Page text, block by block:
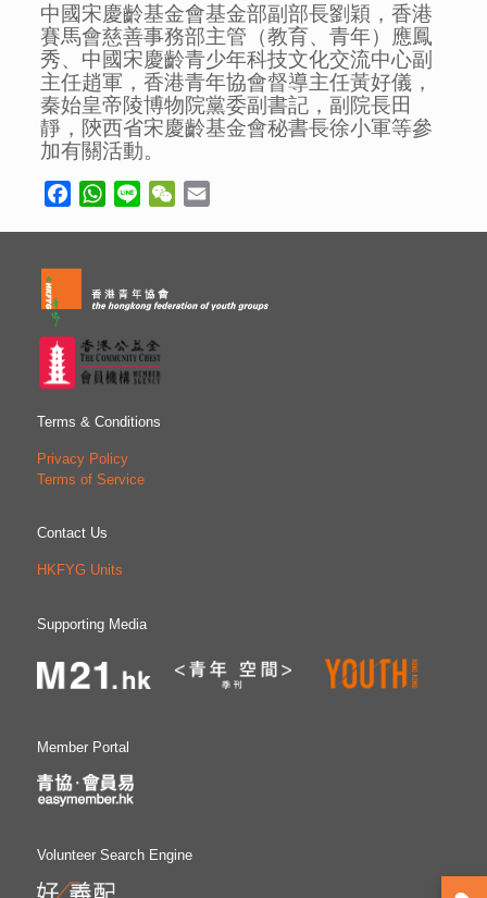
中國宋慶齡基金會基金部副部長劉穎，香港
賽馬會慈善事務部主管（教育、青年）應鳳
秀、中國宋慶齡青少年科技文化交流中心副
主任趙軍，香港青年協會督導主任黃好儀，
秦始皇帝陵博物院黨委副書記，副院長田
靜，陝西省宋慶齡基金會秘書長徐小軍等參
加有關活動。
FacebookWhatsApp
Line WeChat
Terms & Conditions
Privacy Policy
Terms of Service
Contact Us
HKFYG Units
Supporting Media
Member Portal
Volunteer Search Engine